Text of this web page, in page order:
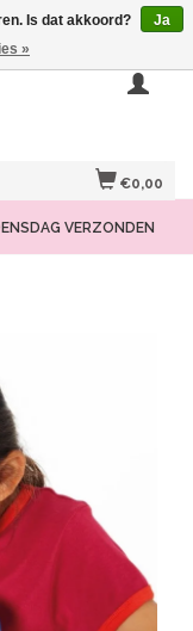
€0,00
VERZONDEN
Is dat akkoord?
Ja
»